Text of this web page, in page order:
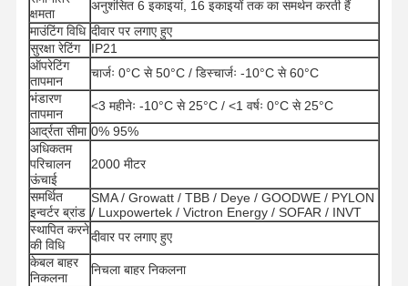
क्षमता
अनुशंसित 6 इकाइयां, 16 इकाइयों तक का समर्थन करती हैं
माउंटिंग विधि दीवार पर लगाए हुए
सुरक्षा रेटिंग
IP21
ऑपरेटिंग
तापमान
चार्जः 0°C से 50°C / डिस्चार्जः -10°C से 60°C
भंडारण
तापमान
<3 महीनेः -10°C से 25°C / <1 वर्षः 0°C से 25°C
आर्द्रता सीमा 0% 95%
अधिकतम
परिचालन
ऊंचाई
2000 मीटर
समर्थित
इन्वर्टर ब्रांड
SMA / Growatt / TBB / Deye / GOODWE / PYLON
/ Luxpowertek / Victron Energy / SOFAR / INVT
स्थापित करने
की विधि
दीवार पर लगाए हुए
केबल बाहर
निकलना
निचला बाहर निकलना